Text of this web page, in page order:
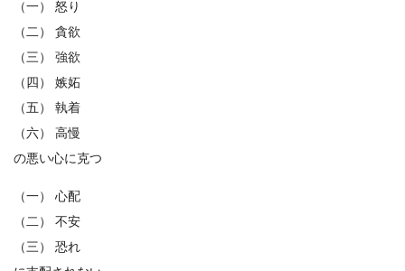
（一） 怒り
（二） 貪欲
（三） 強欲
（四） 嫉妬
（五） 執着
（六） 高慢
の悪い心に克つ
（一） 心配
（二） 不安
（三） 恐れ